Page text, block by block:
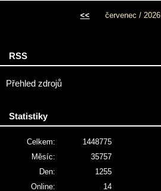
<< červenec / 2026
RSS
Přehled zdrojů
Statistiky
Online: 14
Celkem:
1448775
Měsíc:
35757
Den:
1255